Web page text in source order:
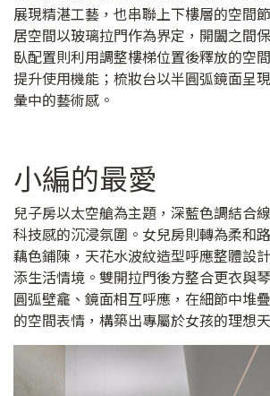
展現精湛工藝，也串聯上下樓層的空間
居空間以玻璃拉門作為界定，開闔之間
臥配置則利用調整樓梯位置後釋放的空
提升使用機能；梳妝台以半圓弧鏡面呈
彙中的藝術感。
小編的最愛
兒子房以太空艙為主題，深藍色調結合
科技感的沉浸氛圍。女兒房則轉為柔和
藕色鋪陳，天花水波紋造型呼應整體設
添生活情境。雙開拉門後方整合更衣與
圓弧壁龕、鏡面相互呼應，在細節中堆
的空間表情，構築出專屬於女孩的理想